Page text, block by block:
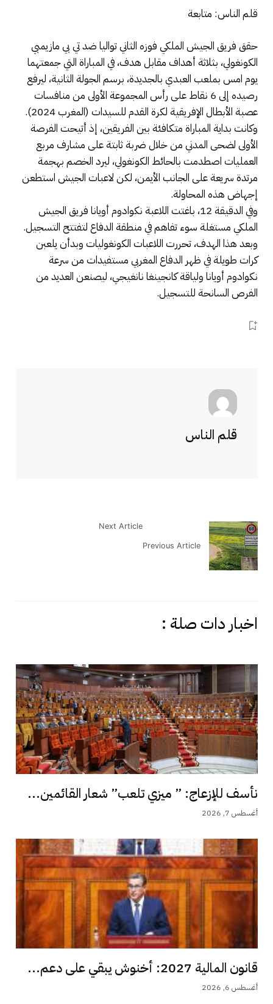
قلم الناس: متابعة
حقق فريق الجيش الملكي فوزه الثاني تواليا ضد تي بي مازيمبي
الكونغولي، بثلاثة أهداف مقابل هدف، في المباراة التي جمعتهما
يوم امس بملعب العبدي بالجديدة، برسم الجولة الثانية، ليرفع
رصيده إلى 6 نقاط على رأس المجموعة الأولى من منافسات
عصبة الأبطال الإفريقية لكرة القدم للسيدات (المغرب 2024).
وكانت بداية المباراة متكافئة بين الفريقين، إذ أتيحت الفرصة
الأولى لضحى المدني من خلال ضربة ثابتة على مشارف مربع
العمليات اصطدمت بالحائط الكونغولي، ليرد الخصم بهجمة
مرتدة سريعة على الجانب الأيمن، لكن لاعبات الجيش استطعن
إجهاض هذه المحاولة.
وفي الدقيقة 12، باغتت اللاعبة نكوادوم أويانا فريق الجيش
الملكي مستغلة سوء تفاهم في منطقة الدفاع لتفتتح التسجيل.
وبعد هذا الهدف، تحررت اللاعبات الكونغوليات وبدأن يلعبن
كرات طويلة في ظهر الدفاع المغربي مستفيدات من سرعة
نكوادوم أويانا ولياقة كانجينغا نانغيجي، ليصنعن العديد من
الفرص السانحة للتسجيل.
قلم الناس
Previous Article
Next Article
اخبار دات صلة :
نأسف للإزعاج: ” ميزي تلعب” شعار القائمين...
أغسطس 7, 2026
قانون المالية 2027: أخنوش يبقي على دعم...
أغسطس 6, 2026